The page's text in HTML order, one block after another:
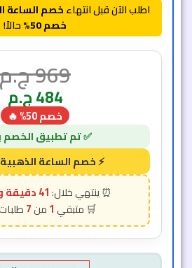
اطلب الآن قبل انتهاءخصم الساعة
خصم 50%
حالاً!
969ج.م
484ج.م
خصم 50% 🔥
41 دقيقة و 50 ثانية
1
7